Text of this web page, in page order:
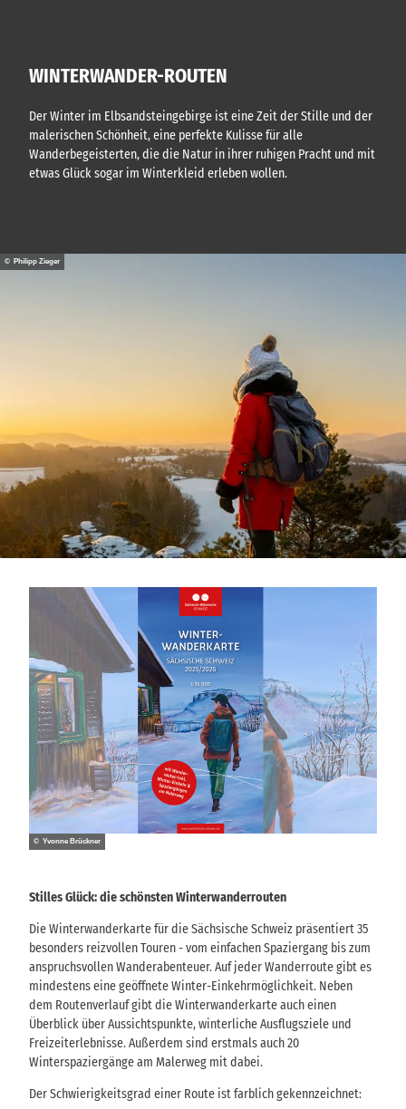
WINTERWANDER-ROUTEN
Der Winter im Elbsandsteingebirge ist eine Zeit der Stille und der
malerischen Schönheit, eine perfekte Kulisse für alle
Wanderbegeisterten, die die Natur in ihrer ruhigen Pracht und mit
etwas Glück sogar im Winterkleid erleben wollen.
© Philipp Zieger
© Yvonne Brückner
Stilles Glück: die schönsten Winterwanderrouten
Die Winterwanderkarte für die Sächsische Schweiz präsentiert 35
besonders reizvollen Touren - vom einfachen Spaziergang bis zum
anspruchsvollen Wanderabenteuer. Auf jeder Wanderroute gibt es
mindestens eine geöffnete Winter-Einkehrmöglichkeit. Neben
dem Routenverlauf gibt die Winterwanderkarte auch einen
Überblick über Aussichtspunkte, winterliche Ausflugsziele und
Freizeiterlebnisse. Außerdem sind erstmals auch 20
Winterspaziergänge am Malerweg mit dabei.
Der Schwierigkeitsgrad einer Route ist farblich gekennzeichnet: